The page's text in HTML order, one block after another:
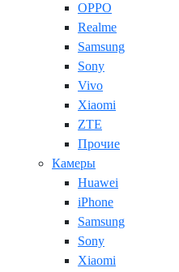
OPPO
Realme
Samsung
Sony
Vivo
Xiaomi
ZTE
Прочие
Камеры
Huawei
iPhone
Samsung
Sony
Xiaomi